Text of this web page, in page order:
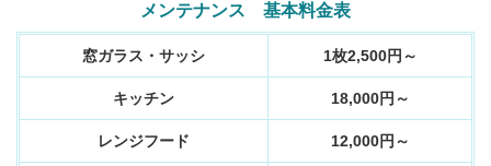
メンテナンス 基本料金表
窓ガラス・サッシ 1枚2,500円～
キッチン 18,000円～
レンジフード 12,000円～